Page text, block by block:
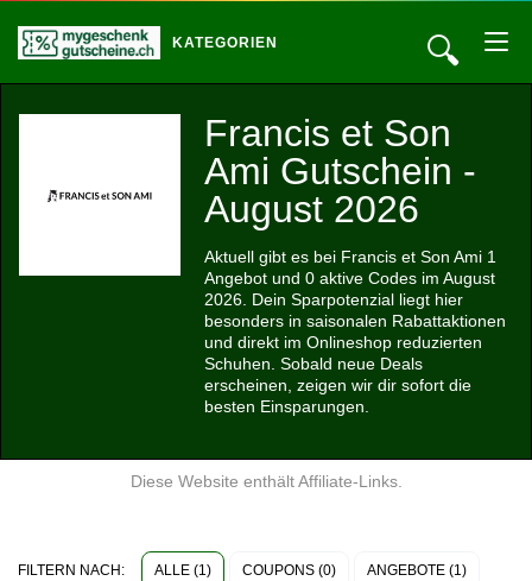
🔍
KATEGORIEN
Francis et Son
Ami Gutschein -
August 2026
Aktuell gibt es bei Francis et Son Ami 1
Angebot und 0 aktive Codes im August
2026. Dein Sparpotenzial liegt hier
besonders in saisonalen Rabattaktionen
und direkt im Onlineshop reduzierten
Schuhen. Sobald neue Deals
erscheinen, zeigen wir dir sofort die
besten Einsparungen.
Diese Website enthält Affiliate-Links.
FILTERN NACH: ALLE (1) COUPONS (0) ANGEBOTE (1)